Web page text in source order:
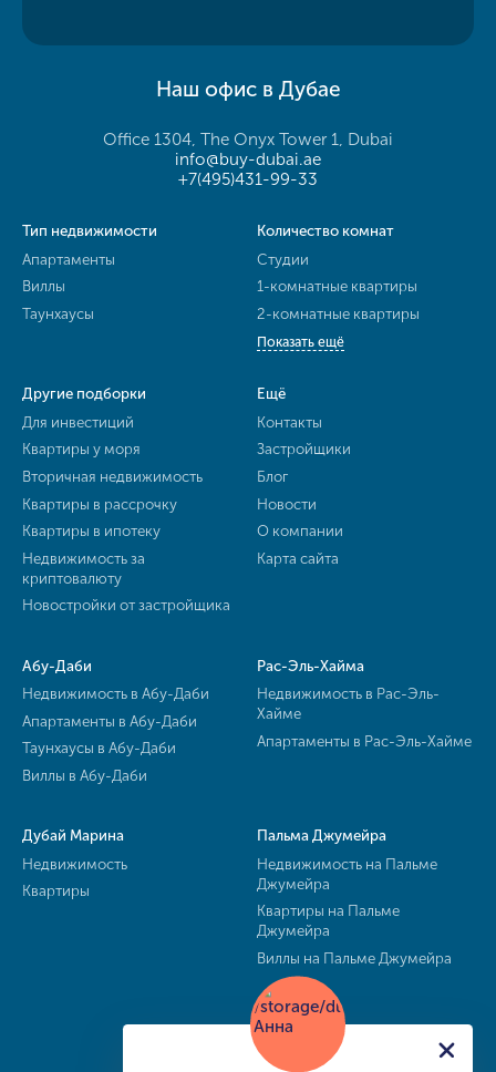
Наш офис в Дубае
Office 1304, The Onyx Tower 1, Dubai
info@buy-dubai.ae
+7(495)431-99-33
Тип недвижимости
Апартаменты
Виллы
Таунхаусы
Количество комнат
Студии
1-комнатные квартиры
2-комнатные квартиры
Показать ещё
Другие подборки
Для инвестиций
Квартиры у моря
Вторичная недвижимость
Квартиры в рассрочку
Квартиры в ипотеку
Недвижимость за
криптовалюту
Новостройки от застройщика
Ещё
Контакты
Застройщики
Блог
Новости
О компании
Карта сайта
Абу-Даби
Недвижимость в Абу-Даби
Апартаменты в Абу-Даби
Таунхаусы в Абу-Даби
Виллы в Абу-Даби
Рас-Эль-Хайма
Недвижимость в Рас-Эль-
Хайме
Апартаменты в Рас-Эль-Хайме
Дубай Марина
Недвижимость
Квартиры
Пальма Джумейра
Недвижимость на Пальме
Джумейра
Квартиры на Пальме
Джумейра
Виллы на Пальме Джумейра